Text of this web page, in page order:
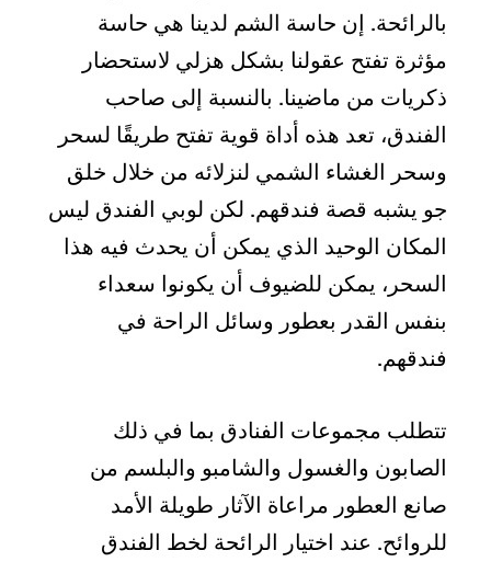
بالرائحة. إن حاسة الشم لدينا هي حاسة
مؤثرة تفتح عقولنا بشكل هزلي لاستحضار
ذكريات من ماضينا. بالنسبة إلى صاحب
الفندق، تعد هذه أداة قوية تفتح طريقًا لسحر
وسحر الغشاء الشمي لنزلائه من خلال خلق
جو يشبه قصة فندقهم. لكن لوبي الفندق ليس
المكان الوحيد الذي يمكن أن يحدث فيه هذا
السحر، يمكن للضيوف أن يكونوا سعداء
بنفس القدر بعطور وسائل الراحة في
فندقهم.
تتطلب مجموعات الفنادق بما في ذلك
الصابون والغسول والشامبو والبلسم من
صانع العطور مراعاة الآثار طويلة الأمد
للروائح. عند اختيار الرائحة لخط الفندق